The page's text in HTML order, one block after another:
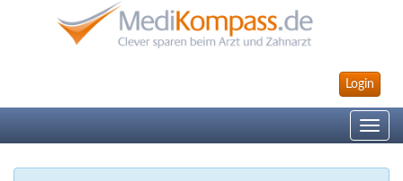
Login
Toggle